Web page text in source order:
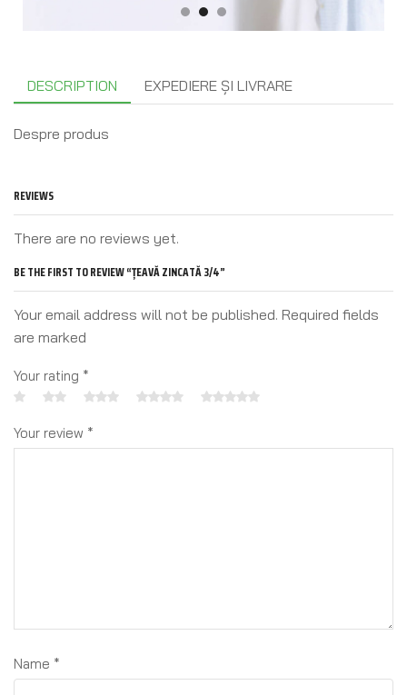
DESCRIPTION EXPEDIERE ȘI LIVRARE
Despre produs
REVIEWS
There are no reviews yet.
BE THE FIRST TO REVIEW “ȚEAVĂ ZINCATĂ 3/4”
Your email address will not be published. Required fields
are marked
Your rating *
Your review *
Name *